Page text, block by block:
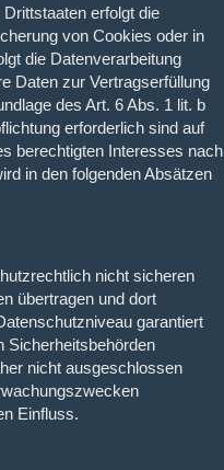
erfolgt die
von Cookies oder in
die Datenverarbeitung
Daten zur Vertragserfüllung
des Art. 6 Abs. 1 lit. b
erforderlich sind auf
berechtigten Interesses nach
in den folgenden Absätzen
nicht sicheren
übertragen und dort
garantiert
Sicherheitsbehörden
nicht ausgeschlossen
Einfluss.